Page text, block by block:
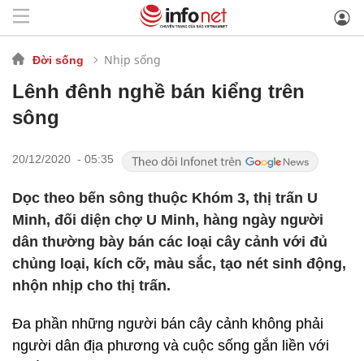
Đời sống Nhịp sống
Lênh đênh nghề bán kiểng trên
sông
20/12/2020 - 05:35
Dọc theo bến sông thuộc Khóm 3, thị trấn U
Minh, đối diện chợ U Minh, hàng ngày người
dân thường bày bán các loại cây cảnh với đủ
chủng loại, kích cỡ, màu sắc, tạo nét sinh động,
nhộn nhịp cho thị trấn.
Đa phần những người bán cây cảnh không phải
người dân địa phương và cuộc sống gắn liền với